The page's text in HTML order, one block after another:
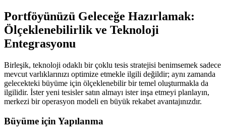
Portföyünüzü Geleceğe Hazırlamak:
Ölçeklenebilirlik ve Teknoloji
Entegrasyonu
Birleşik, teknoloji odaklı bir çoklu tesis stratejisi benimsemek sadece
mevcut varlıklarınızı optimize etmekle ilgili değildir; aynı zamanda
gelecekteki büyüme için ölçeklenebilir bir temel oluşturmakla da
ilgilidir. İster yeni tesisler satın almayı ister inşa etmeyi planlayın,
merkezi bir operasyon modeli en büyük rekabet avantajınızdır.
Büyüme için Yapılanma